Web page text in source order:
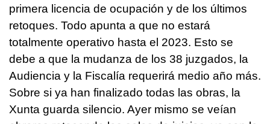
primera licencia de ocupación y de los últimos
retoques. Todo apunta a que no estará
totalmente operativo hasta el 2023. Esto se
debe a que la mudanza de los 38 juzgados, la
Audiencia y la Fiscalía requerirá medio año más.
Sobre si ya han finalizado todas las obras, la
Xunta guarda silencio. Ayer mismo se veían